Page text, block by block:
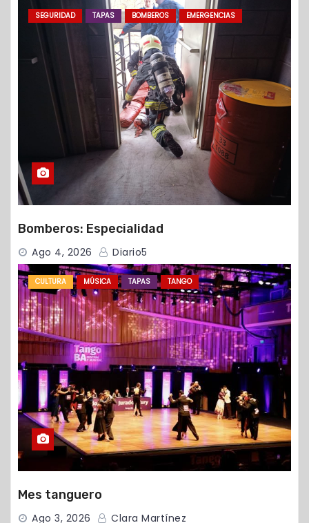
SEGURIDAD TAPAS BOMBEROS EMERGENCIAS
Bomberos: Especialidad
Ago 4, 2026 Diario5
CULTURA MÚSICA TAPAS TANGO
Mes tanguero
Ago 3, 2026 Clara Martínez